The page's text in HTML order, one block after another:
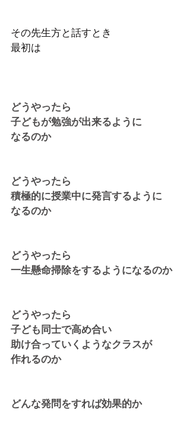
その先生方と話すとき
最初は
どうやったら
子どもが勉強が出来るように
なるのか
どうやったら
積極的に授業中に発言するように
なるのか
どうやったら
一生懸命掃除をするようになるのか
どうやったら
子ども同士で高め合い
助け合っていくようなクラスが
作れるのか
どんな発問をすれば効果的か